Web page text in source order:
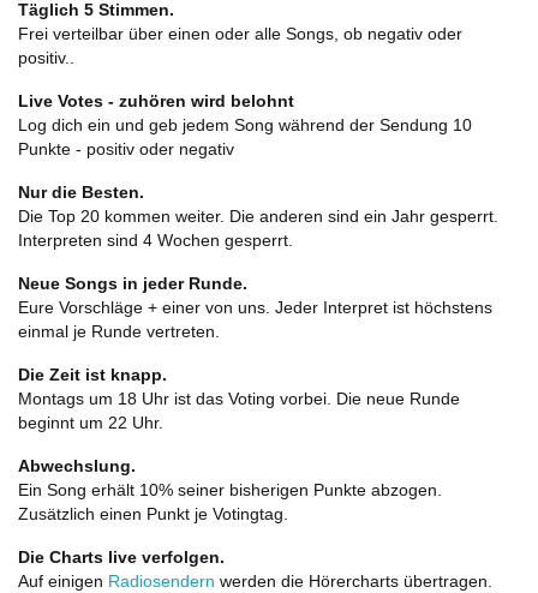
Täglich 5 Stimmen.
Frei verteilbar über einen oder alle Songs, ob negativ oder
positiv..
Live Votes - zuhören wird belohnt
Log dich ein und geb jedem Song während der Sendung 10
Punkte - positiv oder negativ
Nur die Besten.
Die Top 20 kommen weiter. Die anderen sind ein Jahr gesperrt.
Interpreten sind 4 Wochen gesperrt.
Neue Songs in jeder Runde.
Eure Vorschläge + einer von uns. Jeder Interpret ist höchstens
einmal je Runde vertreten.
Die Zeit ist knapp.
Montags um 18 Uhr ist das Voting vorbei. Die neue Runde
beginnt um 22 Uhr.
Abwechslung.
Ein Song erhält 10% seiner bisherigen Punkte abzogen.
Zusätzlich einen Punkt je Votingtag.
Die Charts live verfolgen.
Auf einigen Radiosendern werden die Hörercharts übertragen.